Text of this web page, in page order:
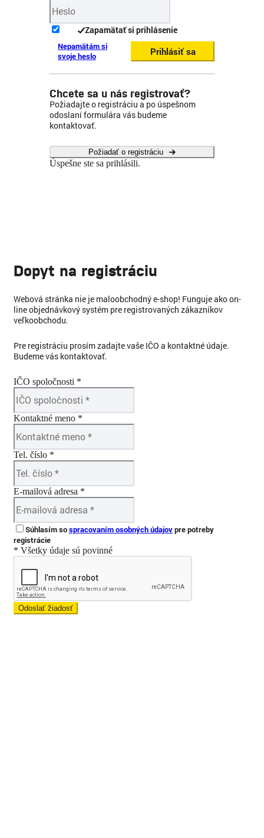
Zapamätať si prihlásenie
Nepamätám si
svoje heslo
Prihlásiť sa
Chcete sa u nás registrovať?
Požiadajte o registráciu a po úspešnom
odoslaní formulára vás budeme
kontaktovať.
Požiadať o registráciu
Úspešne ste sa prihlásili.
Dopyt na registráciu
Webová stránka nie je maloobchodný e-shop! Funguje ako on-
line objednávkový systém pre registrovaných zákazníkov
veľkoobchodu.
Pre registráciu prosím zadajte vaše IČO a kontaktné údaje.
Budeme vás kontaktovať.
IČO spoločnosti *
Kontaktné meno *
Tel. číslo *
E-mailová adresa *
Súhlasím sospracovaním osobných údajovpre potreby
registrácie
* Všetky údaje sú povinné
Odoslať žiadosť